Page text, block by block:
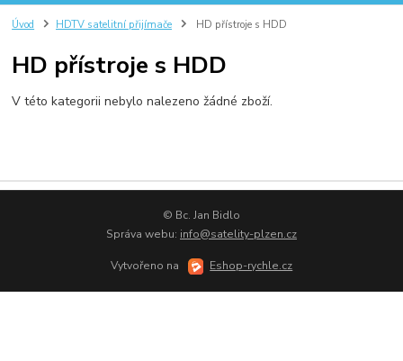
Úvod HDTV satelitní přijímače HD přístroje s HDD
HD přístroje s HDD
V této kategorii nebylo nalezeno žádné zboží.
© Bc. Jan Bidlo
Správa webu: info@satelity-plzen.cz
Vytvořeno na Eshop-rychle.cz